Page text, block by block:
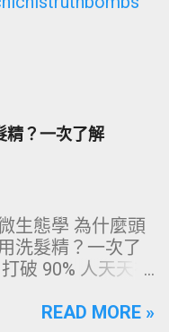
精？一次了解
生態學 為什麼頭
洗髮精？一次了
破 90% 人天天在
皮清潔的物理與
READ MORE »